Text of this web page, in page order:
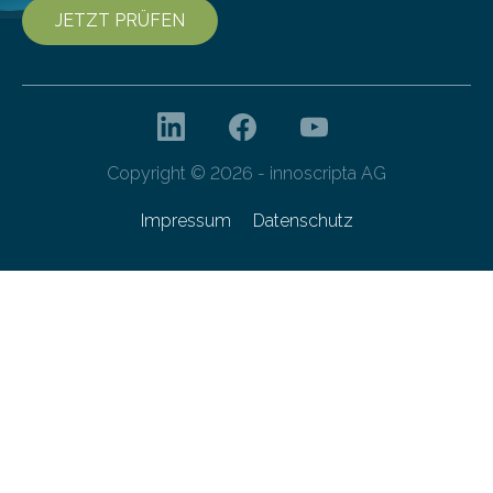
JETZT PRÜFEN
Copyright © 2026 - innoscripta AG
Impressum Datenschutz